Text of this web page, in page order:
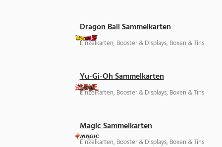
Dragon Ball Sammelkarten
Einzelkarten, Booster & Displays, Boxen & Tins
Yu-Gi-Oh Sammelkarten
Einzelkarten, Booster & Displays, Boxen & Tins
Magic Sammelkarten
Einzelkarten, Booster & Displays, Boxen & Tins